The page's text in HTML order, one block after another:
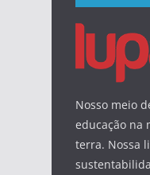
Nosso meio
educação na
terra. Nossa